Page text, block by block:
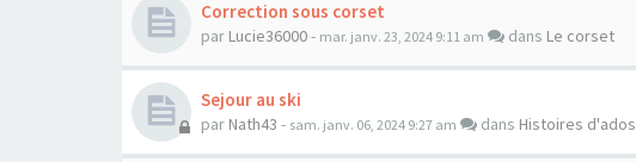
Correction sous corset
par Lucie36000- mar. janv. 23, 2024 9:11 am dans Le corset
Sejour au ski
par Nath43 - sam. janv. 06, 2024 9:27 am dans Histoires d'ados